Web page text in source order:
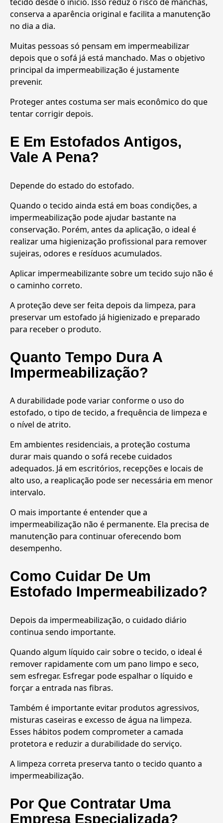
conserva a aparência original e facilita a manutenção
no dia a dia.
Muitas pessoas só pensam em impermeabilizar
depois que o sofá já está manchado. Mas o objetivo
principal da impermeabilização é justamente
prevenir.
Proteger antes costuma ser mais econômico do que
tentar corrigir depois.
E Em Estofados Antigos,
Vale A Pena?
Depende do estado do estofado.
Quando o tecido ainda está em boas condições, a
impermeabilização pode ajudar bastante na
conservação. Porém, antes da aplicação, o ideal é
realizar uma higienização profissional para remover
sujeiras, odores e resíduos acumulados.
Aplicar impermeabilizante sobre um tecido sujo não é
o caminho correto.
A proteção deve ser feita depois da limpeza, para
preservar um estofado já higienizado e preparado
para receber o produto.
Quanto Tempo Dura A
Impermeabilização?
A durabilidade pode variar conforme o uso do
estofado, o tipo de tecido, a frequência de limpeza e
o nível de atrito.
Em ambientes residenciais, a proteção costuma
durar mais quando o sofá recebe cuidados
adequados. Já em escritórios, recepções e locais de
alto uso, a reaplicação pode ser necessária em menor
intervalo.
O mais importante é entender que a
impermeabilização não é permanente. Ela precisa de
manutenção para continuar oferecendo bom
desempenho.
Como Cuidar De Um
Estofado Impermeabilizado?
Depois da impermeabilização, o cuidado diário
continua sendo importante.
Quando algum líquido cair sobre o tecido, o ideal é
remover rapidamente com um pano limpo e seco,
sem esfregar. Esfregar pode espalhar o líquido e
forçar a entrada nas fibras.
Também é importante evitar produtos agressivos,
misturas caseiras e excesso de água na limpeza.
Esses hábitos podem comprometer a camada
protetora e reduzir a durabilidade do serviço.
A limpeza correta preserva tanto o tecido quanto a
impermeabilização.
Por Que Contratar Uma
Empresa Especializada?